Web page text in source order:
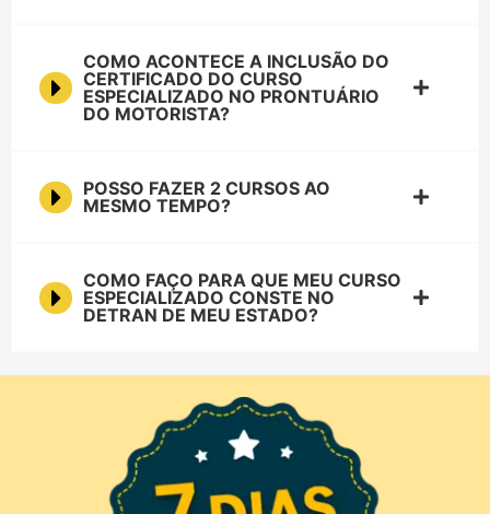
COMO ACONTECE A INCLUSÃO DO
CERTIFICADO DO CURSO
ESPECIALIZADO NO PRONTUÁRIO
DO MOTORISTA?
POSSO FAZER 2 CURSOS AO
MESMO TEMPO?
COMO FAÇO PARA QUE MEU CURSO
ESPECIALIZADO CONSTE NO
DETRAN DE MEU ESTADO?